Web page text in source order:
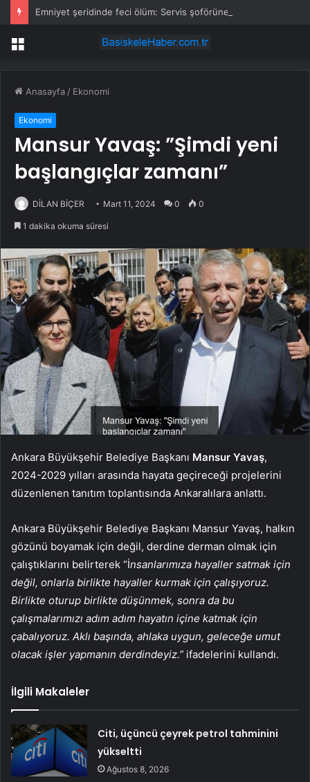
Menü
Anasayfa / Ekonomi
Ekonomi
Mansur Yavaş: ”Şimdi yeni
başlangıçlar zamanı”
DİLAN BİÇER Mart 11, 2024 0 0
1 dakika okuma süresi
Ankara Büyükşehir Belediye Başkanı Mansur Yavaş,
2024-2029 yılları arasında hayata geçireceği projelerini
düzenlenen tanıtım toplantısında Ankaralılara anlattı.
Ankara Büyükşehir Belediye Başkanı Mansur Yavaş, halkın
gözünü boyamak için değil, derdine derman olmak için
çalıştıklarını belirterek “İnsanlarımıza hayaller satmak için
değil, onlarla birlikte hayaller kurmak için çalışıyoruz.
Birlikte oturup birlikte düşünmek, sonra da bu
çalışmalarımızı adım adım hayatın içine katmak için
çabalıyoruz. Aklı başında, ahlaka uygun, geleceğe umut
olacak işler yapmanın derdindeyiz.” ifadelerini kullandı.
İlgili Makaleler
Citi, üçüncü çeyrek petrol tahminini
yükseltti
Ağustos 8, 2026